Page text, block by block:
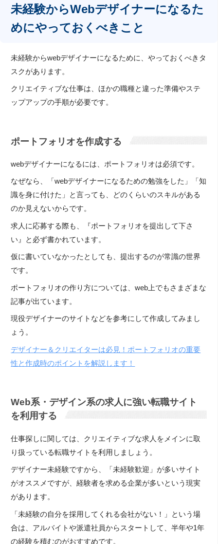
未経験からWebデザイナーになるた
めにやっておくべきこと
未経験からwebデザイナーになるために、やっておくべきタ
スクがあります。
クリエイティブな仕事は、ほかの職種と違った準備やステ
ップアップの手順が必要です。
ポートフォリオを作成する
webデザイナーになるには、ポートフォリオは必須です。
なぜなら、「webデザイナーになるための勉強をした」「知
識を身に付けた」と言っても、どのくらいのスキルがある
のか見えないからです。
求人に応募する際も、『ポートフォリオを提出して下さ
い』と必ず書かれています。
仮に書いていなかったとしても、提出するのが常識の世界
です。
ポートフォリオの作り方については、web上でもさまざまな
記事が出ています。
現役デザイナーのサイトなどを参考にして作成してみまし
ょう。
デザイナー＆クリエイターは必見！ポートフォリオの重要
性と作成時のポイントを解説します！
Web系・デザイン系の求人に強い転職サイト
を利用する
仕事探しに関しては、クリエイティブな求人をメインに取
り扱っている転職サイトを利用しましょう。
デザイナー未経験ですから、「未経験歓迎」が多いサイト
がオススメですが、経験者を求める企業が多いという現実
があります。
「未経験の自分を採用してくれる会社がない！」という場
合は、アルバイトや派遣社員からスタートして、半年や1年
の経験を積むのがおすすめです。